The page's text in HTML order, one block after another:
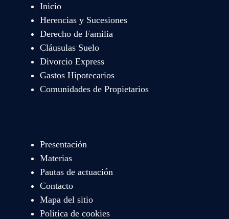
Inicio
Herencias y Sucesiones
Derecho de Familia
Cláusulas Suelo
Divorcio Express
Gastos Hipotecarios
Comunidades de Propietarios
Presentación
Materias
Pautas de actuación
Contacto
Mapa del sitio
Politica de cookies